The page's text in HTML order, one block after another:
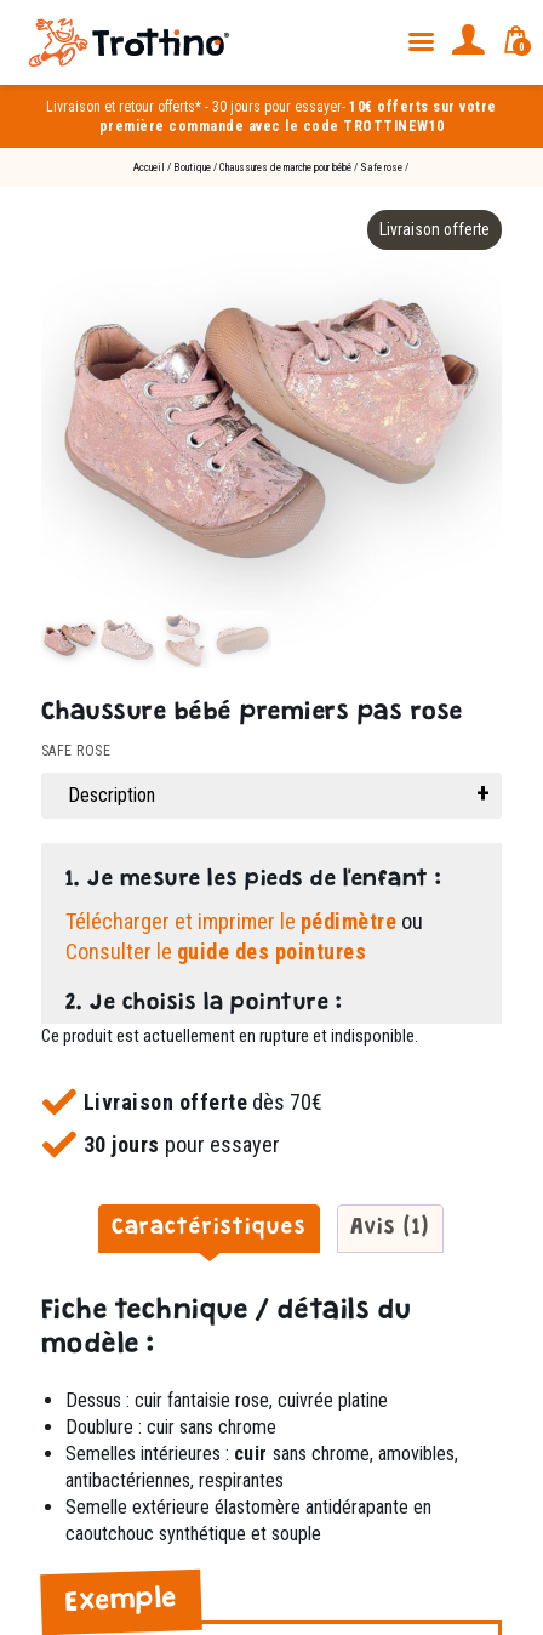
Livraison et retour offerts* -30 jours pour essayer-10€ offerts sur votre
première commande avec le code TROTTINEW10
0
Accueil / Boutique/ Chaussures de marche pour bébé/ Safe rose/
Chaussure bébé premiers pas rose
SAFE ROSE
avis client)
Description
1. Je mesure les pieds de l'enfant :
Télécharger et imprimer le pédimètre ou
Consulter le guide des pointures
2. Je choisis la pointure :
Ce produit est actuellement en rupture et indisponible.
Livraison offerte dès 70€
30 jours pour essayer
Caractéristiques Avis (1)
Exemple
Fiche technique / détails du
modèle :
Dessus : cuir fantaisie rose, cuivrée platine
Doublure : cuir sans chrome
Semelles intérieures : cuir sans chrome, amovibles,
antibactériennes, respirantes
Semelle extérieure élastomère antidérapante en
caoutchouc synthétique et souple